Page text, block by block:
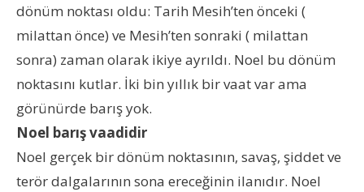
dönüm noktası oldu: Tarih Mesih’ten önceki (
milattan önce) ve Mesih’ten sonraki ( milattan
sonra) zaman olarak ikiye ayrıldı. Noel bu dönüm
noktasını kutlar. İki bin yıllık bir vaat var ama
görünürde barış yok.
Noel barış vaadidir
Noel gerçek bir dönüm noktasının, savaş, şiddet ve
terör dalgalarının sona ereceğinin ilanıdır. Noel